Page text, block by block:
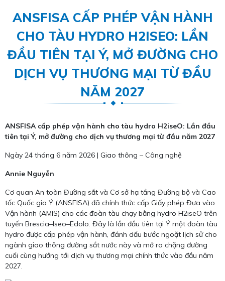
ANSFISA CẤP PHÉP VẬN HÀNH
CHO TÀU HYDRO H2ISEO: LẦN
ĐẦU TIÊN TẠI Ý, MỞ ĐƯỜNG CHO
DỊCH VỤ THƯƠNG MẠI TỪ ĐẦU
NĂM 2027
ANSFISA cấp phép vận hành cho tàu hydro H2iseO: Lần đầu
tiên tại Ý, mở đường cho dịch vụ thương mại từ đầu năm 2027
Ngày 24 tháng 6 năm 2026 | Giao thông – Công nghệ
Annie Nguyễn
Cơ quan An toàn Đường sắt và Cơ sở hạ tầng Đường bộ và Cao
tốc Quốc gia Ý (ANSFISA) đã chính thức cấp Giấy phép Đưa vào
Vận hành (AMIS) cho các đoàn tàu chạy bằng hydro H2iseO trên
tuyến Brescia–Iseo–Edolo. Đây là lần đầu tiên tại Ý một đoàn tàu
hydro được cấp phép vận hành, đánh dấu bước ngoặt lịch sử cho
ngành giao thông đường sắt nước này và mở ra chặng đường
cuối cùng hướng tới dịch vụ thương mại chính thức vào đầu năm
2027.